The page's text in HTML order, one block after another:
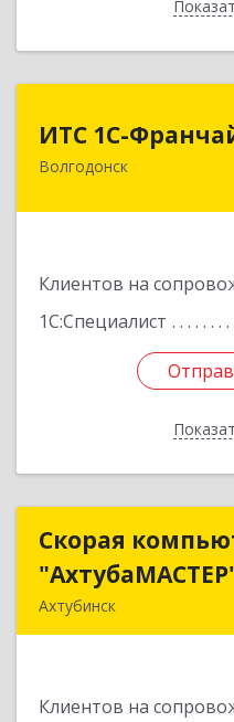
ИТС 1С-
Волгодонск
Клиентов на
1С:Специалист
347380, Ростовская
Скорая
Ахтубинск
Клиентов на
Скорая